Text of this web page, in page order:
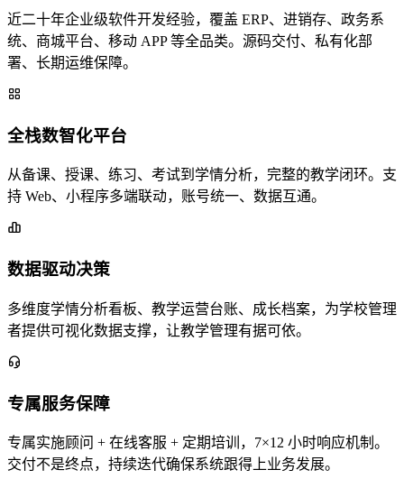
近二十年企业级软件开发经验，覆盖 ERP、进销存、政务系
统、商城平台、移动 APP 等全品类。源码交付、私有化部
署、长期运维保障。
全栈数智化平台
从备课、授课、练习、考试到学情分析，完整的教学闭环。支
持 Web、小程序多端联动，账号统一、数据互通。
数据驱动决策
多维度学情分析看板、教学运营台账、成长档案，为学校管理
者提供可视化数据支撑，让教学管理有据可依。
专属服务保障
专属实施顾问 + 在线客服 + 定期培训，7×12 小时响应机制。
交付不是终点，持续迭代确保系统跟得上业务发展。